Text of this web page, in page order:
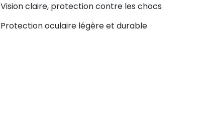
Vision claire, protection contre les chocs
Protection oculaire légère et durable